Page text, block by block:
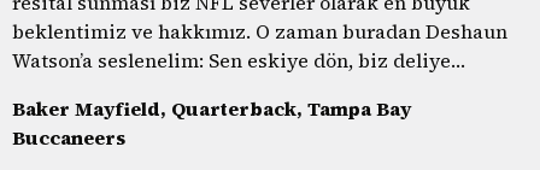
beklentimiz ve hakkımız. O zaman buradan Deshaun
Watson’a seslenelim: Sen eskiye dön, biz deliye…
Baker Mayfield, Quarterback, Tampa Bay
Buccaneers